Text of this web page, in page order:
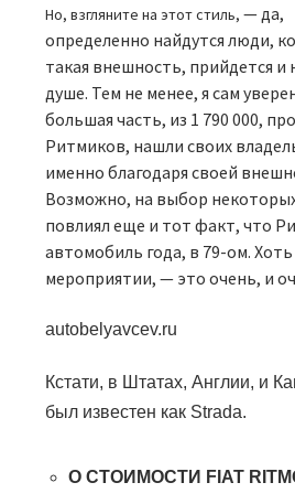
Но, взгляните на этот стиль,— да,
определенно найдутся люди,
такая внешность, прийдется и
душе. Тем не менее, я сам
большая часть, из 1 790 000,
Ритмиков, нашли своих
именно благодаря своей
Возможно, на выбор
повлиял еще и тот факт, что
автомобиль года, в 79-ом.
мероприятии,— это очень, и
autobelyavcev.ru
Кстати, в Штатах, Англии, и
был известен как Strada.
О СТОИМОСТИ FIAT